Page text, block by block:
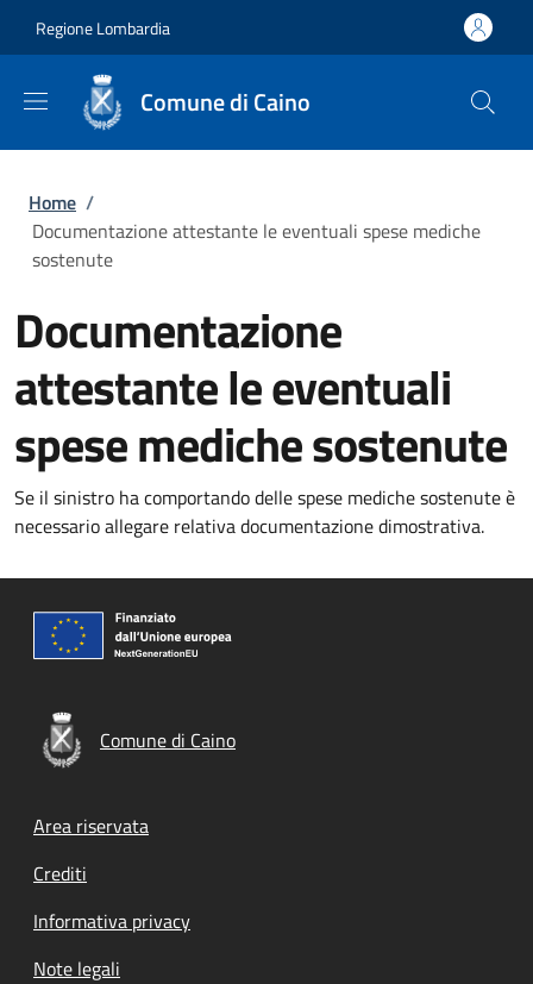
Regione Lombardia
Comune di Caino
Briciole di pane
Home /
Documentazione attestante le eventuali spese mediche
sostenute
Documentazione
attestante le eventuali
spese mediche sostenute
Se il sinistro ha comportando delle spese mediche sostenute è
necessario allegare relativa documentazione dimostrativa.
Comune di Caino
Footer menu
Area riservata
Crediti
Informativa privacy
Note legali